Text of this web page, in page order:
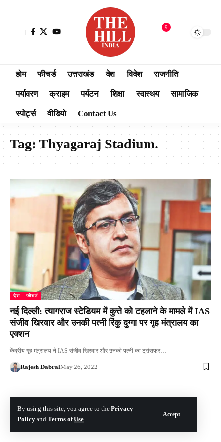
By using this site, you agree to the Privacy
Policy and Terms of Use.
Accept
9
होम फीचर्ड उत्तराखंड देश विदेश राजनीति
पर्यावरण क्राइम पर्यटन शिक्षा स्वास्थय सामाजिक
स्पोर्ट्स वीडियो Contact Us
Tag: Thyagaraj Stadium.
देश फीचर्ड
नई दिल्ली: त्यागराज स्टेडियम में कुत्ते को टहलाने के मामले में IAS
संजीव खिरवार और उनकी पत्नी रिंकु दुग्गा पर गृह मंत्रालय का
एक्शन
केंद्रीय गृह मंत्रालय ने IAS संजीव खिरवार और उनकी पत्नी का ट्रांसफर…
Rajesh DabralMay 26, 2022